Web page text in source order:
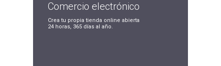
Comercioelectrónico
Crea tu propia tienda online abierta
24 horas, 365 días al año.